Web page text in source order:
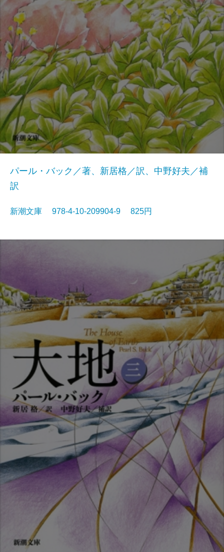
パール・バック／著、新居格／訳、中野好夫／補
訳
新潮文庫 978-4-10-209904-9 825円